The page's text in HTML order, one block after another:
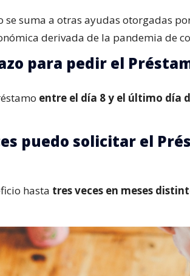
se suma a otras ayudas otorgadas
derivada de la pandemia de
para pedir el
entre el día 8 y el último día
puedo solicitar el
hasta tres veces en meses